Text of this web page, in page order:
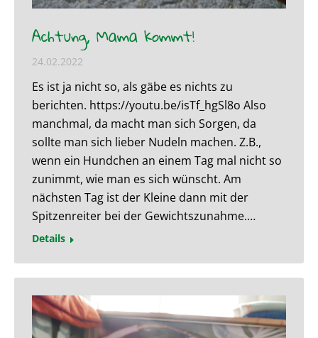
Achtung, Mama kommt!
24.02.2022
Es ist ja nicht so, als gäbe es nichts zu
berichten. https://youtu.be/isTf_hgSl8o Also
manchmal, da macht man sich Sorgen, da
sollte man sich lieber Nudeln machen. Z.B.,
wenn ein Hundchen an einem Tag mal nicht so
zunimmt, wie man es sich wünscht. Am
nächsten Tag ist der Kleine dann mit der
Spitzenreiter bei der Gewichtszunahme.…
Details